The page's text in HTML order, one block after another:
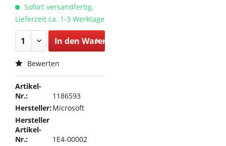
Sofort versandfertig,
Lieferzeit ca. 1-3 Werktage
In den Warenkorb
Bewerten
Artikel-
Nr.:
1186593
Hersteller:Microsoft
Hersteller
Artikel-
Nr.:
1E4-00002